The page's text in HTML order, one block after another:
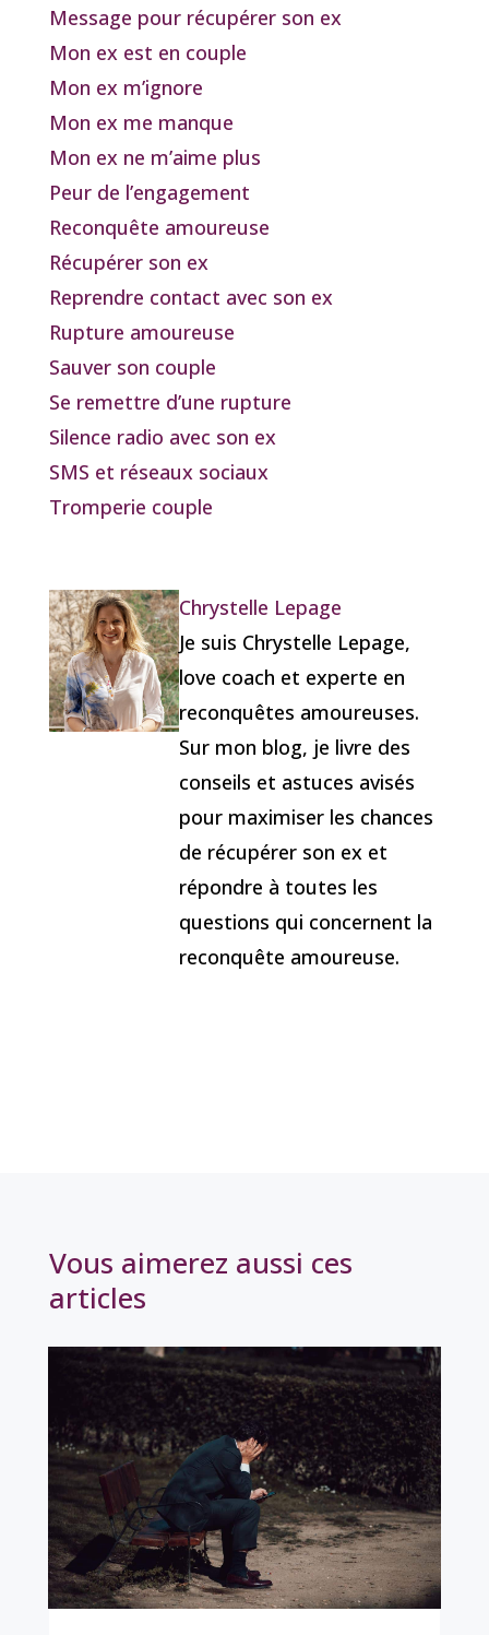
Message pour récupérer son ex
Mon ex est en couple
Mon ex m’ignore
Mon ex me manque
Mon ex ne m’aime plus
Peur de l’engagement
Reconquête amoureuse
Récupérer son ex
Reprendre contact avec son ex
Rupture amoureuse
Sauver son couple
Se remettre d’une rupture
Silence radio avec son ex
SMS et réseaux sociaux
Tromperie couple
Chrystelle Lepage
Je suis Chrystelle Lepage,
love coach et experte en
reconquêtes amoureuses.
Sur mon blog, je livre des
conseils et astuces avisés
pour maximiser les chances
de récupérer son ex et
répondre à toutes les
questions qui concernent la
reconquête amoureuse.
Vous aimerez aussi ces
articles